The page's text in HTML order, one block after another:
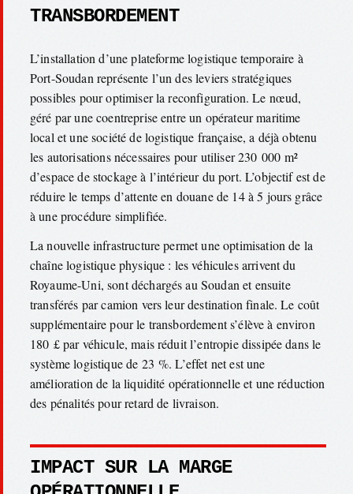
TRANSBORDEMENT
L’installation d’une plateforme logistique temporaire à
Port-Soudan représente l’un des leviers stratégiques
possibles pour optimiser la reconfiguration. Le nœud,
géré par une coentreprise entre un opérateur maritime
local et une société de logistique française, a déjà obtenu
les autorisations nécessaires pour utiliser 230 000 m²
d’espace de stockage à l’intérieur du port. L’objectif est de
réduire le temps d’attente en douane de 14 à 5 jours grâce
à une procédure simplifiée.
La nouvelle infrastructure permet une optimisation de la
chaîne logistique physique : les véhicules arrivent du
Royaume-Uni, sont déchargés au Soudan et ensuite
transférés par camion vers leur destination finale. Le coût
supplémentaire pour le transbordement s’élève à environ
180 £ par véhicule, mais réduit l’entropie dissipée dans le
système logistique de 23 %. L’effet net est une
amélioration de la liquidité opérationnelle et une réduction
des pénalités pour retard de livraison.
IMPACT SUR LA MARGE